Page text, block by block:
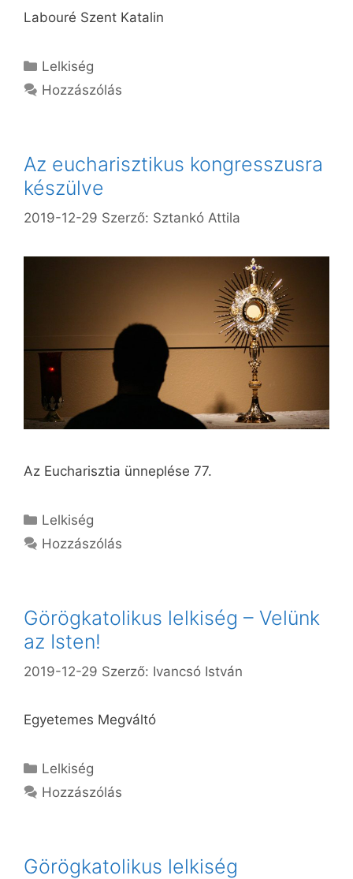
Labouré Szent Katalin
Kategória
Lelkiség
Hozzászólás
Az eucharisztikus kongresszusra
készülve
2019-12-29 Szerző: Sztankó Attila
Az Eucharisztia ünneplése 77.
Kategória
Lelkiség
Hozzászólás
Görögkatolikus lelkiség – Velünk
az Isten!
2019-12-29 Szerző: Ivancsó István
Egyetemes Megváltó
Kategória
Lelkiség
Hozzászólás
Görögkatolikus lelkiség